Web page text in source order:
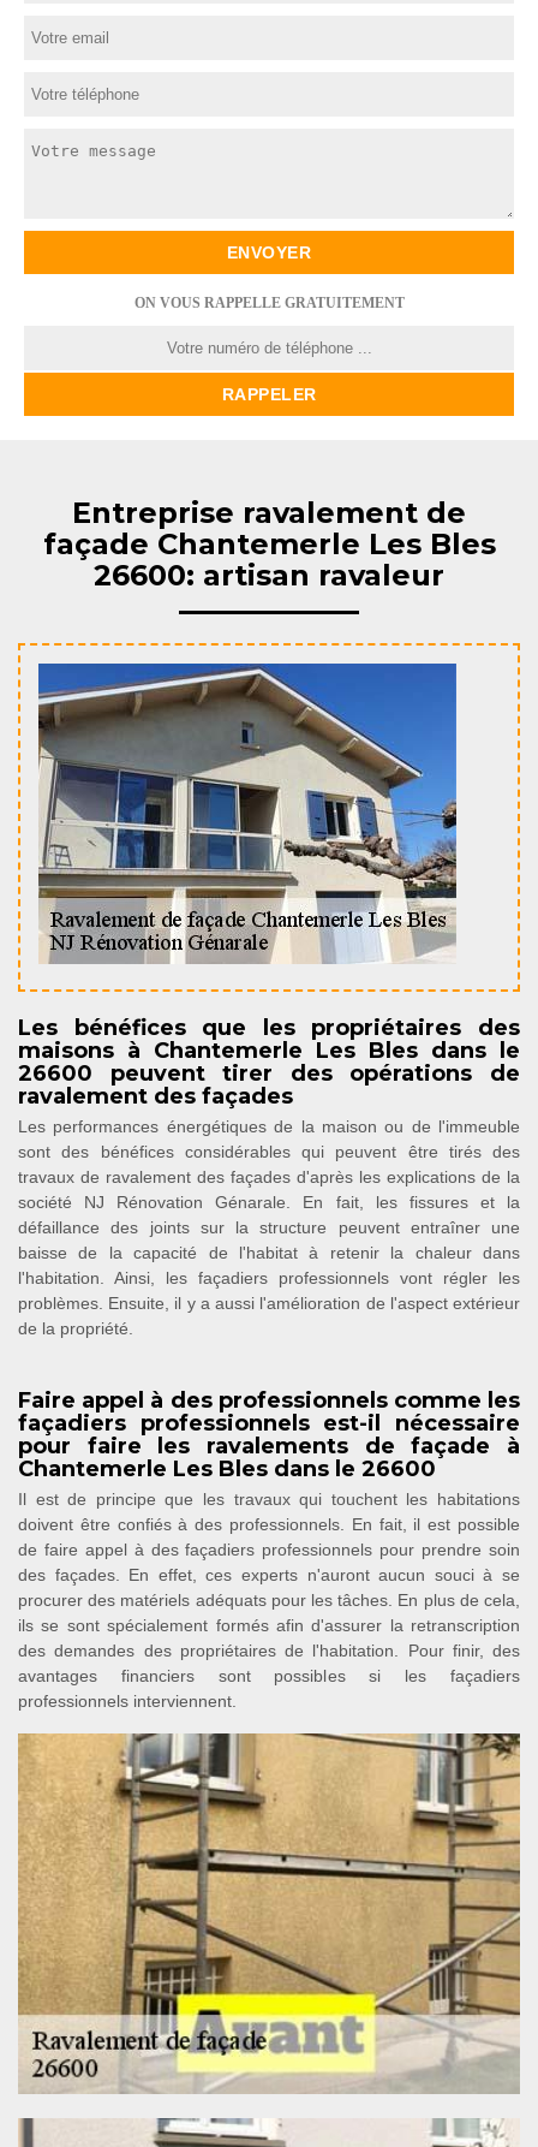
ON VOUS RAPPELLE GRATUITEMENT
Entreprise ravalement de
façade Chantemerle Les Bles
26600: artisan ravaleur
Les bénéfices que les propriétaires des
maisons à Chantemerle Les Bles dans le
26600 peuvent tirer des opérations de
ravalement des façades
Les performances énergétiques de la maison ou de l'immeuble
sont des bénéfices considérables qui peuvent être tirés des
travaux de ravalement des façades d'après les explications de la
société NJ Rénovation Génarale. En fait, les fissures et la
défaillance des joints sur la structure peuvent entraîner une
baisse de la capacité de l'habitat à retenir la chaleur dans
l'habitation. Ainsi, les façadiers professionnels vont régler les
problèmes. Ensuite, il y a aussi l'amélioration de l'aspect extérieur
de la propriété.
Faire appel à des professionnels comme les
façadiers professionnels est-il nécessaire
pour faire les ravalements de façade à
Chantemerle Les Bles dans le 26600
Il est de principe que les travaux qui touchent les habitations
doivent être confiés à des professionnels. En fait, il est possible
de faire appel à des façadiers professionnels pour prendre soin
des façades. En effet, ces experts n'auront aucun souci à se
procurer des matériels adéquats pour les tâches. En plus de cela,
ils se sont spécialement formés afin d'assurer la retranscription
des demandes des propriétaires de l'habitation. Pour finir, des
avantages financiers sont possibles si les façadiers
professionnels interviennent.